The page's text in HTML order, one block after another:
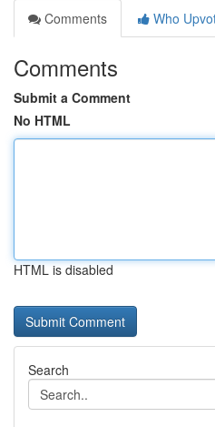
Comments
Who
Comments
Submit a Comment
No HTML
HTML is disabled
Search